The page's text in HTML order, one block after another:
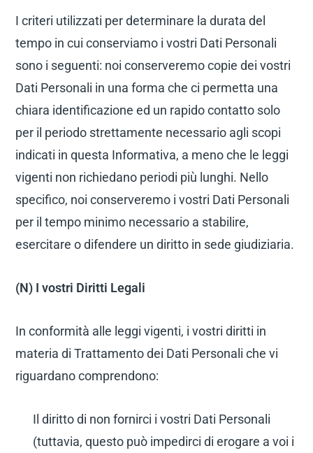
I criteri utilizzati per determinare la durata del
tempo in cui conserviamo i vostri Dati Personali
sono i seguenti: noi conserveremo copie dei vostri
Dati Personali in una forma che ci permetta una
chiara identificazione ed un rapido contatto solo
per il periodo strettamente necessario agli scopi
indicati in questa Informativa, a meno che le leggi
vigenti non richiedano periodi più lunghi. Nello
specifico, noi conserveremo i vostri Dati Personali
per il tempo minimo necessario a stabilire,
esercitare o difendere un diritto in sede giudiziaria.
(N) I vostri Diritti Legali
In conformità alle leggi vigenti, i vostri diritti in
materia di Trattamento dei Dati Personali che vi
riguardano comprendono:
Il diritto di non fornirci i vostri Dati Personali
(tuttavia, questo può impedirci di erogare a voi i